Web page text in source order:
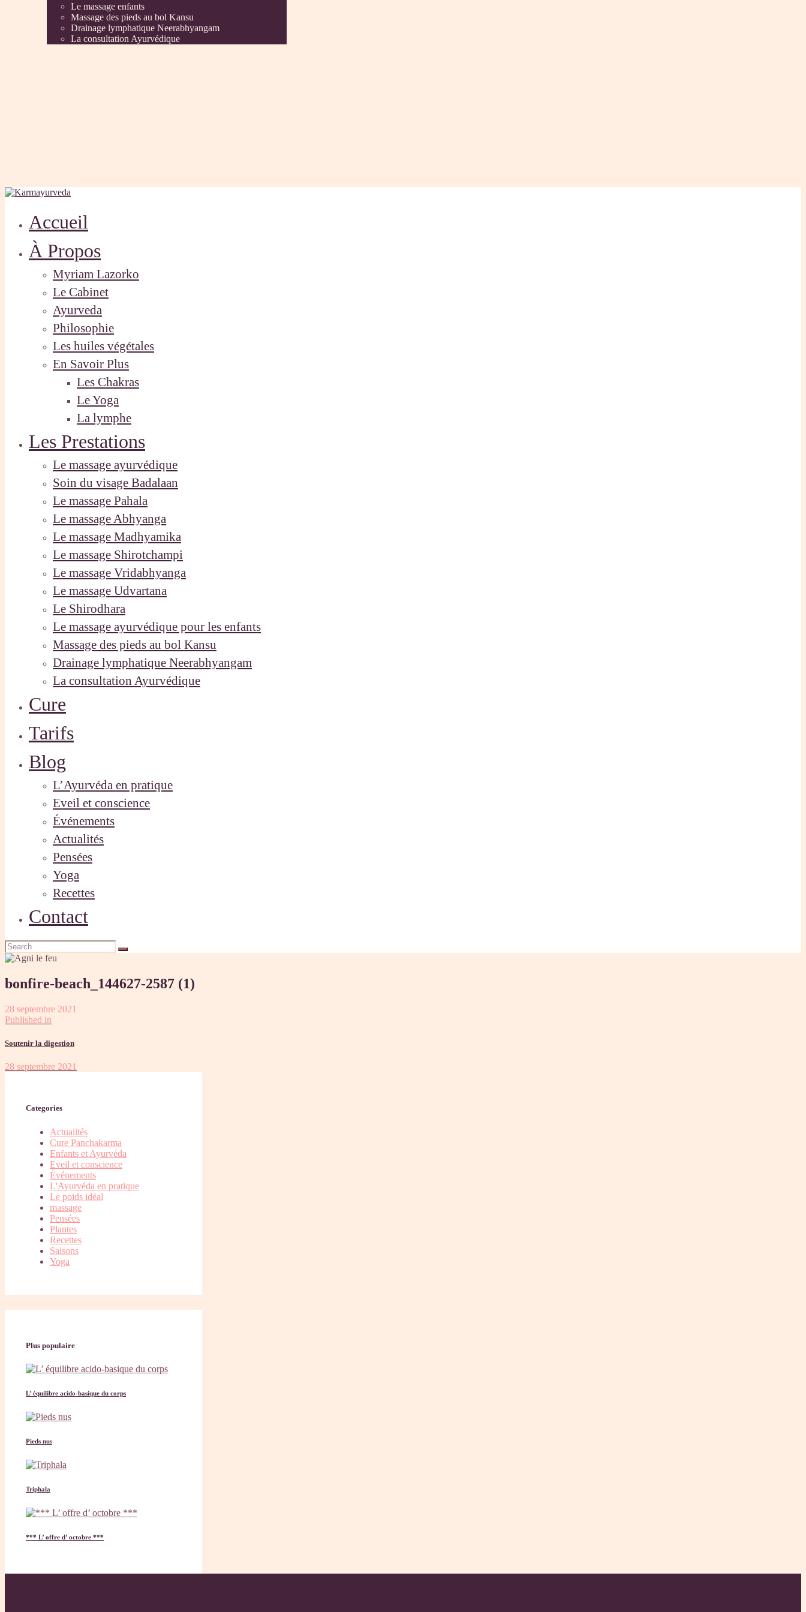
Le massage enfants
Massage des pieds au bol Kansu
Drainage lymphatique Neerabhyangam
La consultation Ayurvédique
Accueil
À Propos
Myriam Lazorko
Le Cabinet
Ayurveda
Philosophie
Les huiles végétales
En Savoir Plus
Les Chakras
Le Yoga
La lymphe
Les Prestations
Le massage ayurvédique
Soin du visage Badalaan
Le massage Pahala
Le massage Abhyanga
Le massage Madhyamika
Le massage Shirotchampi
Le massage Vridabhyanga
Le massage Udvartana
Le Shirodhara
Le massage ayurvédique pour les enfants
Massage des pieds au bol Kansu
Drainage lymphatique Neerabhyangam
La consultation Ayurvédique
Cure
Tarifs
Blog
L’Ayurvéda en pratique
Eveil et conscience
Événements
Actualités
Pensées
Yoga
Recettes
Contact
bonfire-beach_144627-2587 (1)
28 septembre 2021
Published in
Soutenir la digestion
28 septembre 2021
Categories
Actualités
Cure Panchakarma
Enfants et Ayurvéda
Eveil et conscience
Événements
L'Ayurvéda en pratique
Le poids idéal
massage
Pensées
Plantes
Recettes
Saisons
Yoga
Plus populaire
L’ équilibre acido-basique du corps
Pieds nus
Triphala
*** L’ offre d’ octobre ***